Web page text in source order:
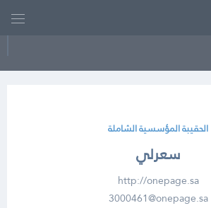
الحقيبة المؤسسية الشاملة
سعرلي
http://onepage.sa
3000461@onepage.sa